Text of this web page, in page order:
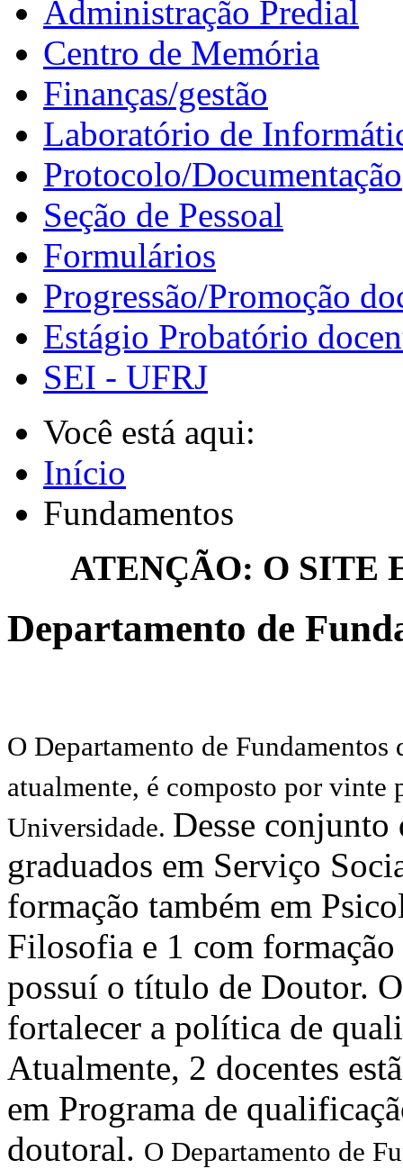
Administração Predial
Centro de Memória
Finanças/gestão
Laboratório de
Protocolo/Documentação
Seção de Pessoal
Formulários
Progressão/Promoção
Estágio Probatório
SEI - UFRJ
Você está aqui:
Início
Fundamentos
ATENÇÃO: O SITE
Departamento de
O Departamento de
atualmente, é composto por vinte
Universidade. Desse conjunto
graduados em Serviço
formação também em
Filosofia e 1 com
possuí o título de Doutor.
fortalecer a política de
Atualmente, 2 docentes
em Programa de
doutoral. O Departamento de